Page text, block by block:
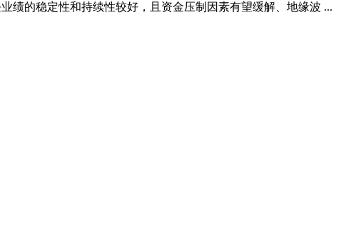
绩的稳定性和持续性较好，且资金压制因素有望缓解、地缘波 ...